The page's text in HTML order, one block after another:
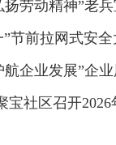
劳动精神”老
节前拉网式安
企业发展”企
社区召开